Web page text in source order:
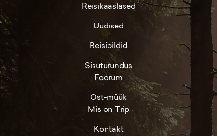
Reisikaaslased
Uudised
Reisipildid
Sisuturundus
Foorum
Ost-müük
Mis on Trip
Kontakt